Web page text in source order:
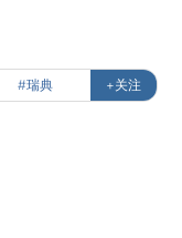
#瑞典 +关注